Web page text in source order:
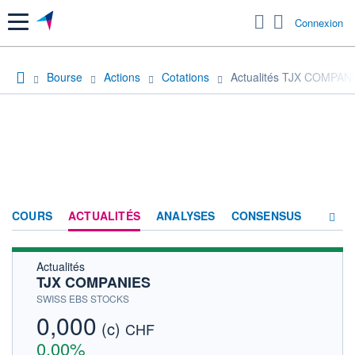
Menu Connexion
Bourse Actions Cotations Actualités TJX
COURS ACTUALITÉS ANALYSES CONSENSUS
Actualités
TJX COMPANIES
SWISS EBS STOCKS
0,000 (c) CHF
0,00%